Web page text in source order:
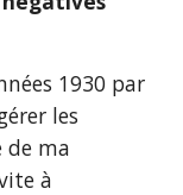
1930 par
les
de ma
à